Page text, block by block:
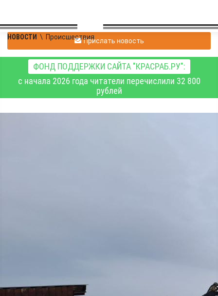
НОВОСТИ \ ПроисшествияПрислать новость
ФОНД ПОДДЕРЖКИ САЙТА "КРАСРАБ.РУ":
с начала 2026 года читатели перечислили 32 800
рублей